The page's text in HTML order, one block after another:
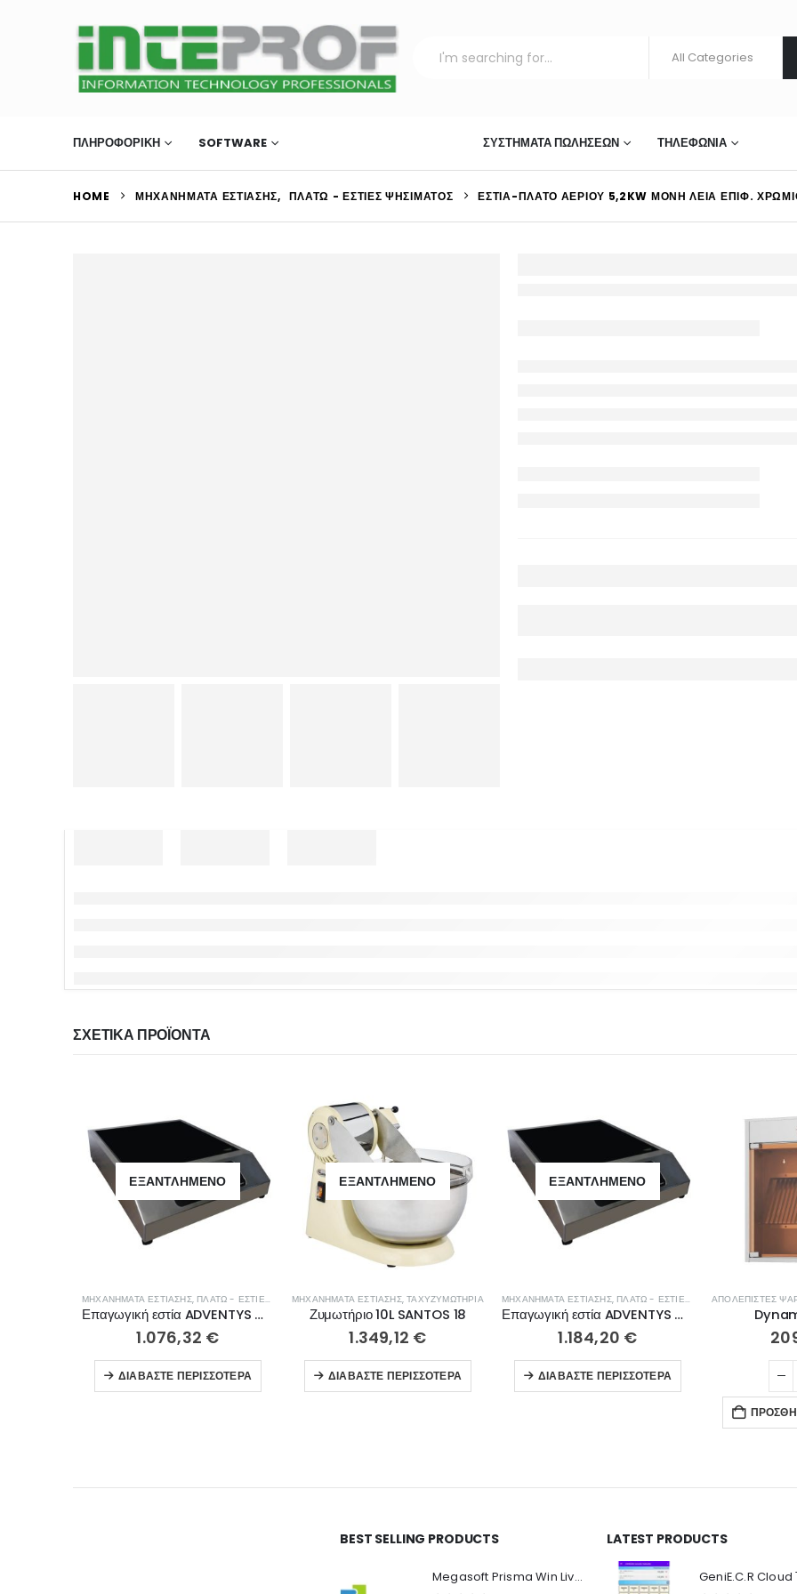
ΠΛΗΡΟΦΟΡΙΚΗ SOFTWARE ΣΥΣΤΉΜΑΤΑ ΠΩΛΉΣΕΩΝ ΤΗΛΕΦΩΝΊΑ
HOME ΜΗΧΑΝΉΜΑΤΑ ΕΣΤΊΑΣΗΣ, ΠΛΑΤΏ - ΕΣΤΊΕΣ ΨΗΣΊΜΑΤΟΣ ΕΣΤΊΑ-ΠΛΑΤΌ ΑΕΡΊΟΥ 5,2KW ΜΟΝΉ ΛΕΊΑ ΕΠΙΦ.
ΣΧΕΤΙΚΆ ΠΡΟΪΌΝΤΑ
ΕΞΑΝΤΛΗΜΈΝΟ
ΜΗΧΑΝΉΜΑΤΑ ΕΣΤΊΑΣΗΣ, ΠΛΑΤΏ - ΕΣΤΊΕΣ ΨΗΣΊΜΑΤΟΣ
Επαγωγική εστία ADVENTYS GLN 3000
1.076,32 €
ΔΙΑΒΆΣΤΕ ΠΕΡΙΣΣΌΤΕΡΑ
ΕΞΑΝΤΛΗΜΈΝΟ
ΜΗΧΑΝΉΜΑΤΑ ΕΣΤΊΑΣΗΣ,ΤΑΧΥΖΥΜΩΤΉΡΙΑ
Ζυμωτήριο 10L SANTOS 18
1.349,12 €
ΔΙΑΒΆΣΤΕ ΠΕΡΙΣΣΌΤΕΡΑ
ΕΞΑΝΤΛΗΜΈΝΟ
ΜΗΧΑΝΉΜΑΤΑ ΕΣΤΊΑΣΗΣ, ΠΛΑΤΏ - ΕΣΤΊΕΣ ΨΗΣΊΜΑΤΟΣ
Επαγωγική εστία ADVENTYS GLN 3500
1.184,20 €
ΔΙΑΒΆΣΤΕ ΠΕΡΙΣΣΌΤΕΡΑ
BEST SELLING PRODUCTS
Megasoft Prisma Win Live Viewer
LATEST PRODUCTS
Ο Λογαριασμός μου